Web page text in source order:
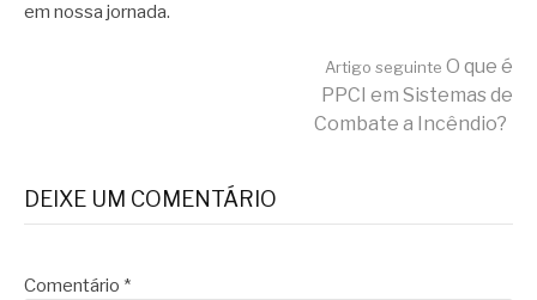
em nossa jornada.
Artigo seguinte O que é
PPCI em Sistemas de
Combate a Incêndio?
DEIXE UM COMENTÁRIO
Comentário *